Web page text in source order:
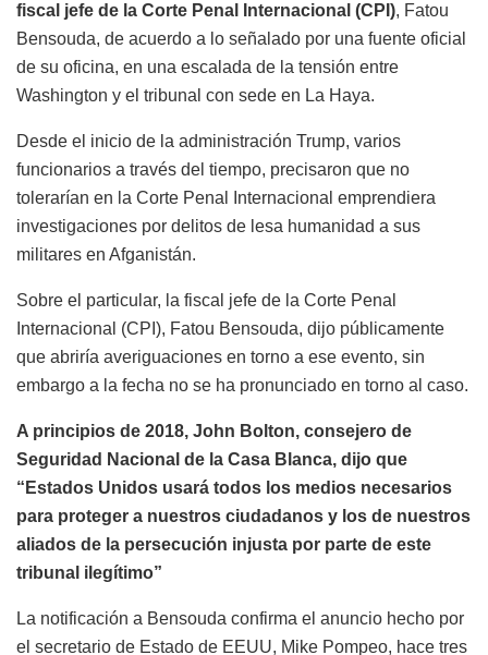
fiscal jefe de la Corte Penal Internacional (CPI), Fatou
Bensouda, de acuerdo a lo señalado por una fuente oficial
de su oficina, en una escalada de la tensión entre
Washington y el tribunal con sede en La Haya.
Desde el inicio de la administración Trump, varios
funcionarios a través del tiempo, precisaron que no
tolerarían en la Corte Penal Internacional emprendiera
investigaciones por delitos de lesa humanidad a sus
militares en Afganistán.
Sobre el particular, la fiscal jefe de la Corte Penal
Internacional (CPI), Fatou Bensouda, dijo públicamente
que abriría averiguaciones en torno a ese evento, sin
embargo a la fecha no se ha pronunciado en torno al caso.
A principios de 2018, John Bolton, consejero de
Seguridad Nacional de la Casa Blanca, dijo que
“Estados Unidos usará todos los medios necesarios
para proteger a nuestros ciudadanos y los de nuestros
aliados de la persecución injusta por parte de este
tribunal ilegítimo”
La notificación a Bensouda confirma el anuncio hecho por
el secretario de Estado de EEUU, Mike Pompeo, hace tres